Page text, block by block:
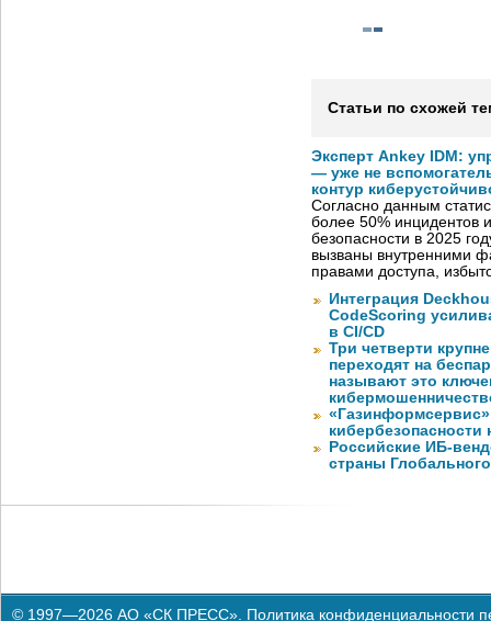
Статьи по схожей
Эксперт Ankey IDM:
— уже не
контур
Согласно данным
более 50% инцидентов
безопасности в 2025
вызваны внутренними
правами доступа,
Интеграция
CodeScoring
в CI/CD
Три четверти
переходят на
называют это
Российские ИБ-
страны
© 1997—2026 АО «СК ПРЕСС». Политика конфиденциальности